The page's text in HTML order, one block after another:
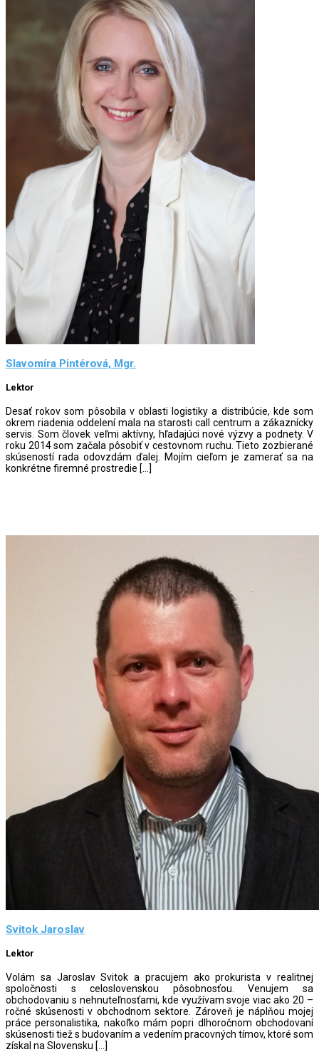
Slavomíra Pintérová, Mgr.
Lektor
Desať rokov som pôsobila v oblasti logistiky a distribúcie, kde som
okrem riadenia oddelení mala na starosti call centrum a zákaznícky
servis. Som človek veľmi aktívny, hľadajúci nové výzvy a podnety. V
roku 2014 som začala pôsobiť v cestovnom ruchu. Tieto zozbierané
skúseností rada odovzdám ďalej. Mojím cieľom je zamerať sa na
konkrétne firemné prostredie […]
Svitok Jaroslav
Lektor
Volám sa Jaroslav Svitok a pracujem ako prokurista v realitnej
spoločnosti s celoslovenskou pôsobnosťou. Venujem sa
obchodovaniu s nehnuteľnosťami, kde využívam svoje viac ako 20 –
ročné skúsenosti v obchodnom sektore. Zároveň je náplňou mojej
práce personalistika, nakoľko mám popri dlhoročnom obchodovaní
skúsenosti tiež s budovaním a vedením pracovných tímov, ktoré som
získal na Slovensku […]